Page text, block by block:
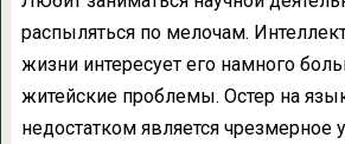
распыляться по мелочам.
жизни интересует его намного
житейские проблемы. Остер на
недостатком является чрезмерное